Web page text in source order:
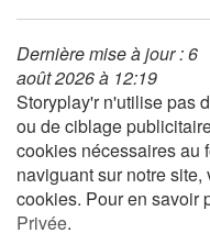
Dernière mise à jour : 6
août 2026 à 12:19
Storyplay'r n'utilise pas
ou de ciblage
cookies nécessaires au
naviguant sur notre
cookies. Pour en savoir
Privée.